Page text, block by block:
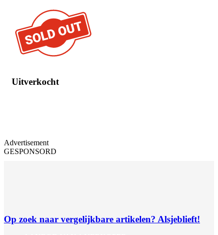
Uitverkocht
Advertisement
GESPONSORD
Op zoek naar vergelijkbare artikelen? Alsjeblieft!